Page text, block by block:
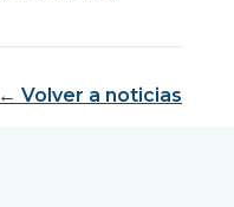
← Volver a noticias